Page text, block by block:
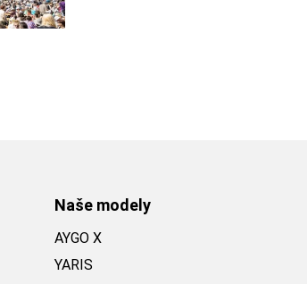
Naše modely
AYGO X
YARIS